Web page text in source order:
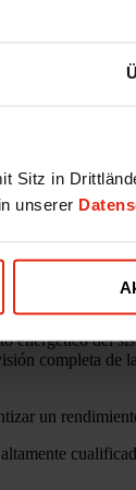
Sitz in
unserer
del
completa
un